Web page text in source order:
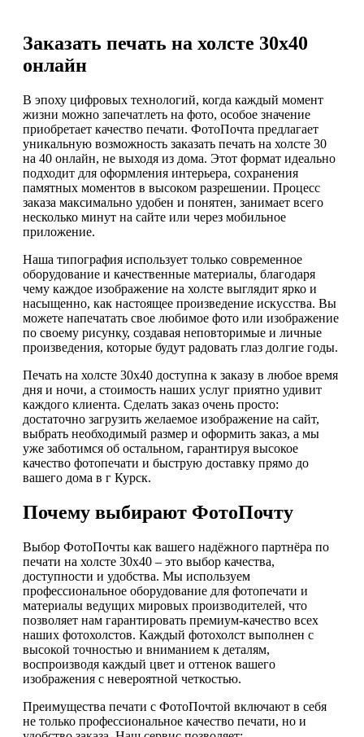
Заказать печать на холсте 30х40
онлайн
В эпоху цифровых технологий, когда каждый момент
жизни можно запечатлеть на фото, особое значение
приобретает качество печати. ФотоПочта предлагает
уникальную возможность заказать печать на холсте 30
на 40 онлайн, не выходя из дома. Этот формат идеально
подходит для оформления интерьера, сохранения
памятных моментов в высоком разрешении. Процесс
заказа максимально удобен и понятен, занимает всего
несколько минут на сайте или через мобильное
приложение.
Наша типография использует только современное
оборудование и качественные материалы, благодаря
чему каждое изображение на холсте выглядит ярко и
насыщенно, как настоящее произведение искусства. Вы
можете напечатать свое любимое фото или изображение
по своему рисунку, создавая неповторимые и личные
произведения, которые будут радовать глаз долгие годы.
Печать на холсте 30х40 доступна к заказу в любое время
дня и ночи, а стоимость наших услуг приятно удивит
каждого клиента. Сделать заказ очень просто:
достаточно загрузить желаемое изображение на сайт,
выбрать необходимый размер и оформить заказ, а мы
уже заботимся об остальном, гарантируя высокое
качество фотопечати и быструю доставку прямо до
вашего дома в г Курск.
Почему выбирают ФотоПочту
Выбор ФотоПочты как вашего надёжного партнёра по
печати на холсте 30х40 – это выбор качества,
доступности и удобства. Мы используем
профессиональное оборудование для фотопечати и
материалы ведущих мировых производителей, что
позволяет нам гарантировать премиум-качество всех
наших фотохолстов. Каждый фотохолст выполнен с
высокой точностью и вниманием к деталям,
воспроизводя каждый цвет и оттенок вашего
изображения с невероятной четкостью.
Преимущества печати с ФотоПочтой включают в себя
не только профессиональное качество печати, но и